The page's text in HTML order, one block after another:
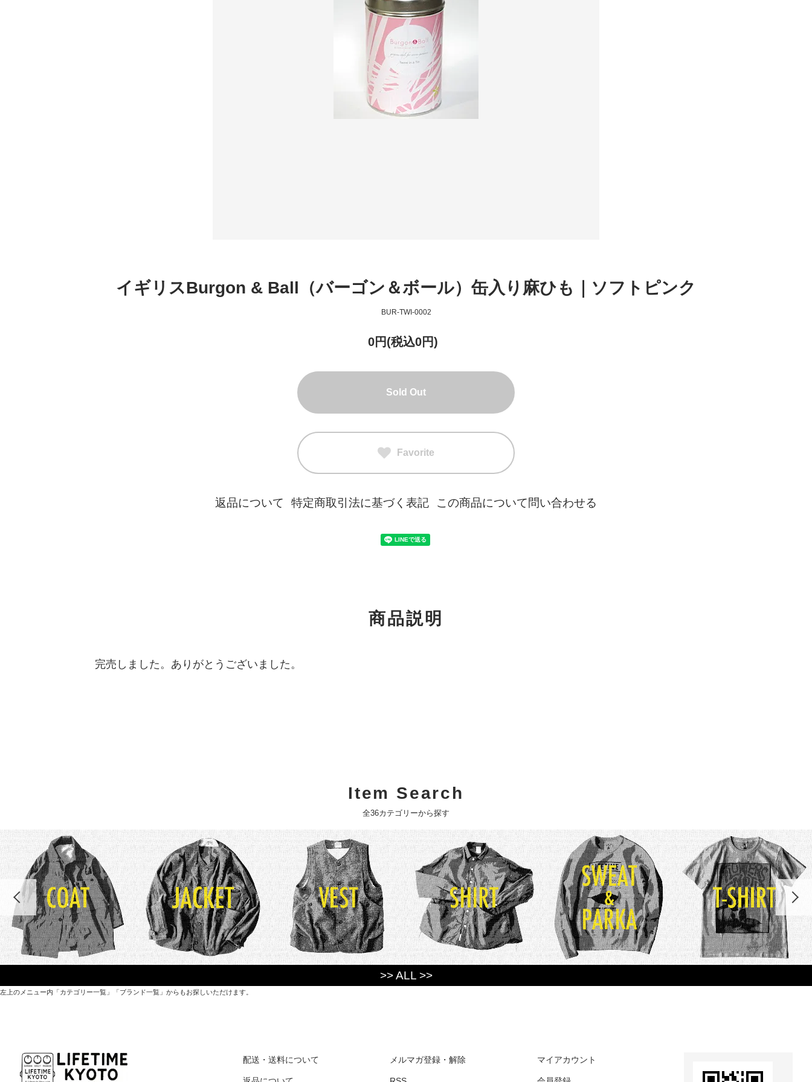
イギリスBurgon & Ball（バーゴン＆ボール）缶入り麻ひも｜ソフトピンク
BUR-TWI-0002
0円(税込0円)
Sold Out
Favorite
返品について 特定商取引法に基づく表記 この商品について問い合わせる
商品説明
完売しました。ありがとうございました。
Item Search
全36カテゴリーから探す
>> ALL >>
左上のメニュー内「カテゴリー一覧」「ブランド一覧」からもお探しいただけます。
オリジナルを含むファッションアイテムが中心の
京都・紫野にあるライフスタイルショップです。
配送・送料について メルマガ登録・解除 マイアカウント